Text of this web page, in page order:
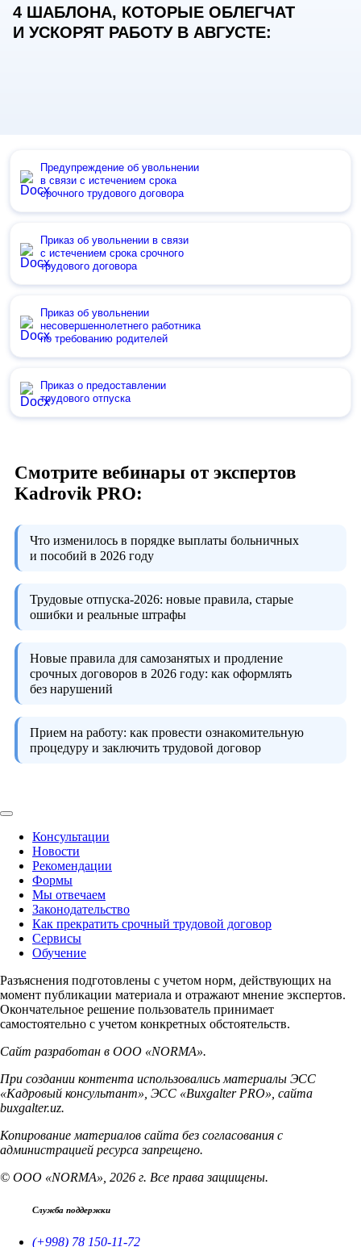
4 ШАБЛОНА, КОТОРЫЕ ОБЛЕГЧАТ
И УСКОРЯТ РАБОТУ В АВГУСТЕ:
Предупреждение об увольнении
в связи с истечением срока
срочного трудового договора
Приказ об увольнении в связи
с истечением срока срочного
трудового договора
Приказ об увольнении
несовершеннолетнего работника
по требованию родителей
Приказ о предоставлении
трудового отпуска
Смотрите вебинары от экспертов
Kadrovik PRO:
Что изменилось в порядке выплаты больничных
и пособий в 2026 году
Трудовые отпуска-2026: новые правила, старые
ошибки и реальные штрафы
Новые правила для самозанятых и продление
срочных договоров в 2026 году: как оформлять
без нарушений
Прием на работу: как провести ознакомительную
процедуру и заключить трудовой договор
Консультации
Новости
Рекомендации
Формы
Мы отвечаем
Законодательство
Как прекратить срочный трудовой договор
Сервисы
Обучение
Разъяснения подготовлены с учетом норм, действующих на
момент публикации материала и отражают мнение экспертов.
Окончательное решение пользователь принимает
самостоятельно с учетом конкретных обстоятельств.
Сайт разработан в ООО «NORMA».
При создании контента использовались материалы ЭСС
«Кадровый консультант», ЭСС «Buxgalter PRO», сайта
buxgalter.uz.
Копирование материалов сайта без согласования с
администрацией ресурса запрещено.
© ООО «NORMA», 2026 г. Все права защищены.
Служба поддержки
(+998) 78 150-11-72